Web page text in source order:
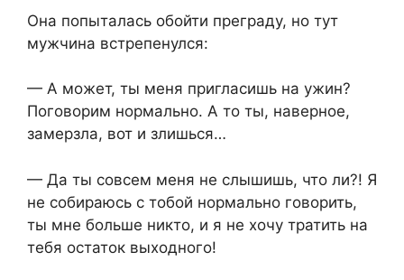
Она попыталась обойти преграду, но тут
мужчина встрепенулся:
— А может, ты меня пригласишь на ужин?
Поговорим нормально. А то ты, наверное,
замерзла, вот и злишься…
— Да ты совсем меня не слышишь, что ли?! Я
не собираюсь с тобой нормально говорить,
ты мне больше никто, и я не хочу тратить на
тебя остаток выходного!